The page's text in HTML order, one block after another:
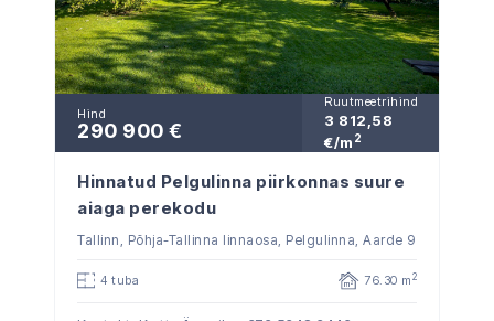
Hind
290 900 €
Ruutmeetrihind
3 812,58
€/m 2
Hinnatud Pelgulinna piirkonnas suure
aiaga perekodu
Tallinn, Põhja-Tallinna linnaosa, Pelgulinna, Aarde 9
4 tuba 76.30 m 2